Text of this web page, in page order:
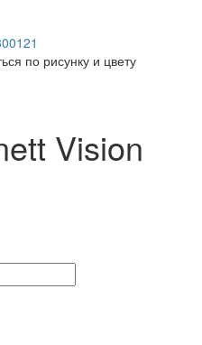
по рисунку и цвету
Vision